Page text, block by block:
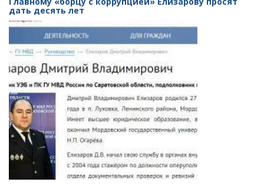
оправдал
УЭБ
и
ПК
Дмитрия
Елизарова
дать десять лет